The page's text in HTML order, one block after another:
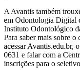
A Avantis também
em Odontologia Digital
Instituto Odontológico
Para saber mais sobre
acessar Avantis.edu.br,
0631 e falar com a
inscrições para o